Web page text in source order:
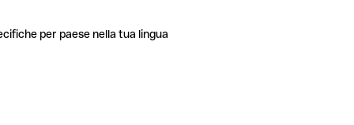
per paese nella tua lingua